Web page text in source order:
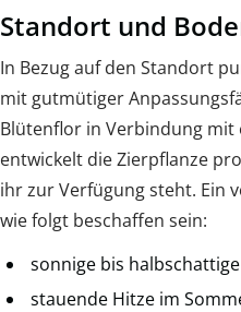
Standort und
In Bezug auf den Standort
mit gutmütiger
Blütenflor in Verbindung mit
entwickelt die Zierpflanze
ihr zur Verfügung steht. Ein
wie folgt beschaffen sein:
sonnige bis
stauende Hitze im